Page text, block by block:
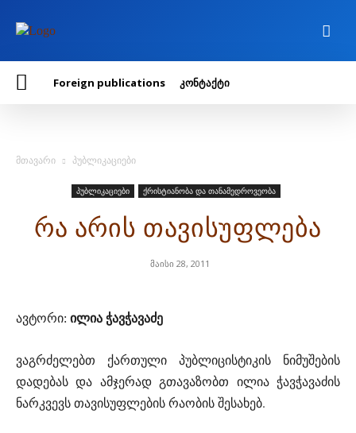
Foreign publications კონტაქტი
მთავარი პუბლიკაციები
პუბლიკაციები ქრისტიანობა და თანამედროვეობა
რა არის თავისუფლება
მაისი 28, 2011
ავტორი: ილია ჭავჭავაძე
ვაგრძელებთ ქართული პუბლიცისტიკის ნიმუშების
დადებას და ამჯერადგთავაზობთ ილია ჭავჭავაძის
ნარკვევს თავისუფლების რაობის შესახებ.